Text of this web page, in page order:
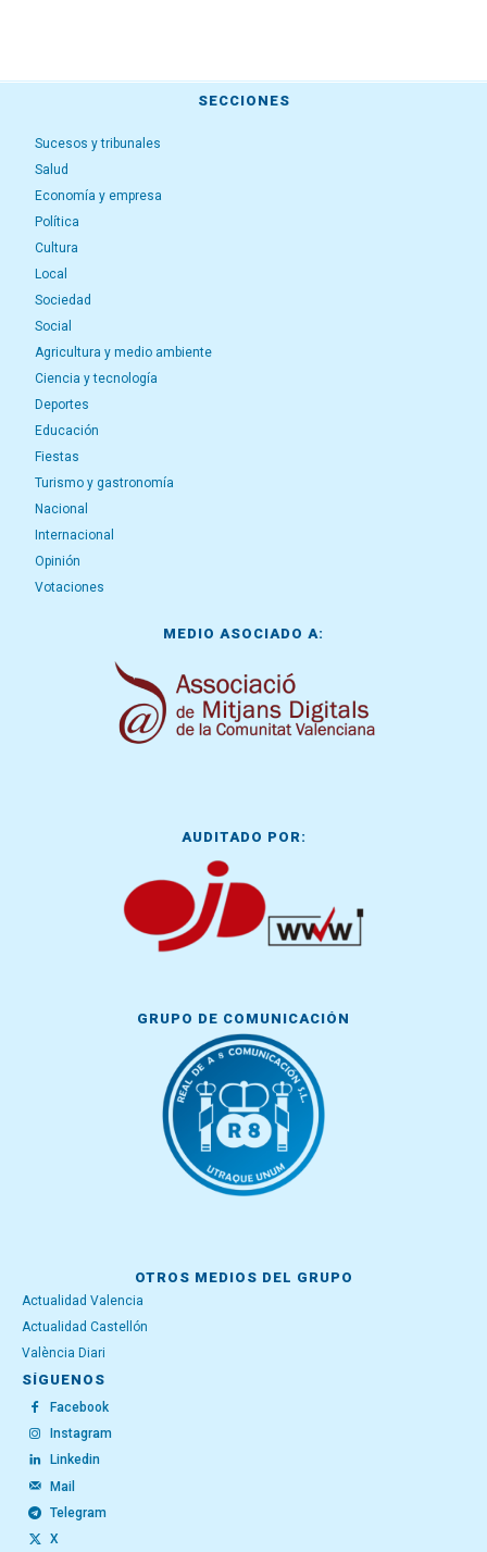
SECCIONES
Sucesos y tribunales
Salud
Economía y empresa
Política
Cultura
Local
Sociedad
Social
Agricultura y medio ambiente
Ciencia y tecnología
Deportes
Educación
Fiestas
Turismo y gastronomía
Nacional
Internacional
Opinión
Votaciones
MEDIO ASOCIADO A:
AUDITADO POR:
GRUPO DE COMUNICACIÓN
OTROS MEDIOS DEL GRUPO
Actualidad Valencia
Actualidad Castellón
València Diari
SÍGUENOS
Facebook
Instagram
Linkedin
Mail
Telegram
X